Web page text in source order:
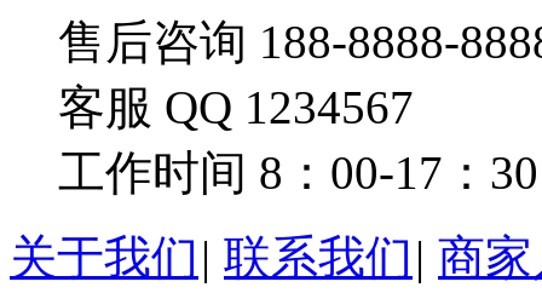
售后咨询 188-8888-
客服 QQ 1234567
工作时间 8：00-17：30
关于我们 | 联系我们 | 商